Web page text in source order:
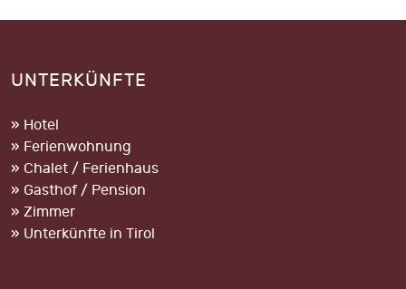
UNTERKÜNFTE
» Hotel
» Ferienwohnung
» Chalet / Ferienhaus
» Gasthof / Pension
» Zimmer
» Unterkünfte in Tirol